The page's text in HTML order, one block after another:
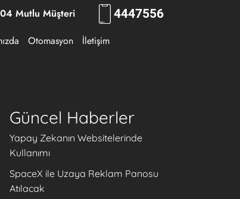
Mutlu Müşteri 4447556
Otomasyon İletişim
Güncel Haberler
Yapay Zekanın Websitelerinde
Kullanımı
SpaceX ile Uzaya Reklam Panosu
Atılacak